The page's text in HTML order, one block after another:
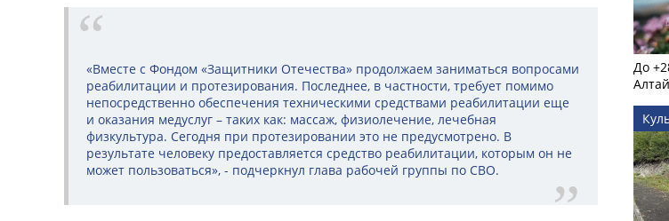
«Вместе с Фондом «Защитники Отечества» продолжаем заниматься вопросами
реабилитации и протезирования. Последнее, в частности, требует помимо
непосредственно обеспечения техническими средствами реабилитации еще
и оказания медуслуг – таких как: массаж, физиолечение, лечебная
физкультура. Сегодня при протезировании это не предусмотрено. В
результате человеку предоставляется средство реабилитации, которым он не
может пользоваться», - подчеркнул глава рабочей группы по СВО.
До